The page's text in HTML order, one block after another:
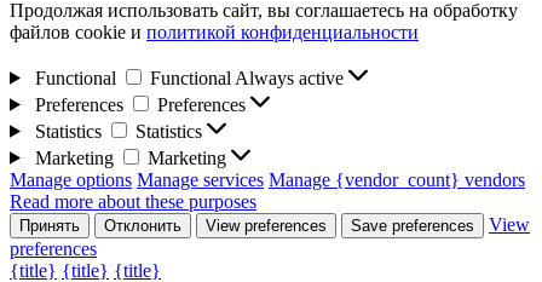
Продолжая использовать сайт, вы соглашаетесь на обработку
файлов cookie и политикой конфиденциальности
Functional Functional Always active
Preferences
Preferences
Statistics
Statistics
Marketing
Marketing
Manage options Manage services Manage {vendor_count} vendors
Read more about these purposes
Принять Отклонить View preferences Save preferences
View
preferences
{title} {title} {title}